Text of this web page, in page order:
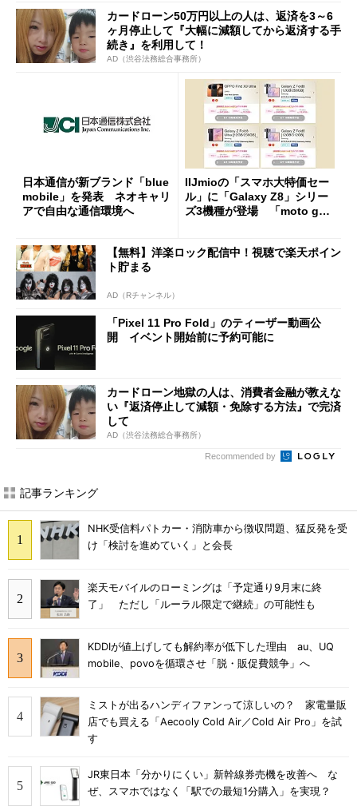
カードローン50万円以上の人は、返済を3～6
ヶ月停止して『大幅に減額してから返済する手
続き』を利用して！
AD（渋谷法務総合事務所）
日本通信が新ブランド「blue
mobile」を発表 ネオキャリ
アで自由な通信環境へ
IIJmioの「スマホ大特価セー
ル」に「Galaxy Z8」シリー
ズ3機種が登場 「moto g37
【無料】洋楽ロック配信中！視聴で楽天ポイン
ト貯まる
AD（Rチャンネル）
「Pixel 11 Pro Fold」のティーザー動画公
開 イベント開始前に予約可能に
カードローン地獄の人は、消費者金融が教えな
い『返済停止して減額・免除する方法』で完済
して
AD（渋谷法務総合事務所）
Recommended by
記事ランキング
NHK受信料パトカー・消防車から徴収問題、猛反発を受
け「検討を進めていく」と会長
楽天モバイルのローミングは「予定通り9月末に終
了」 ただし「ルーラル限定で継続」の可能性も
KDDIが値上げしても解約率が低下した理由 au、UQ
mobile、povoを循環させ「脱・販促費競争」へ
ミストが出るハンディファンって涼しいの？ 家電量販
店でも買える「Aecooly Cold Air／Cold Air Pro」を試
す
JR東日本「分かりにくい」新幹線券売機を改善へ な
ぜ、スマホではなく「駅での最短1分購入」を実現？